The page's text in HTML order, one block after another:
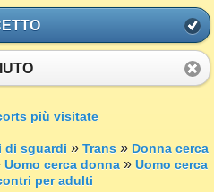
più visitate
di sguardi » Trans » Donna cerca
Uomo cerca donna » Uomo cerca
per adulti